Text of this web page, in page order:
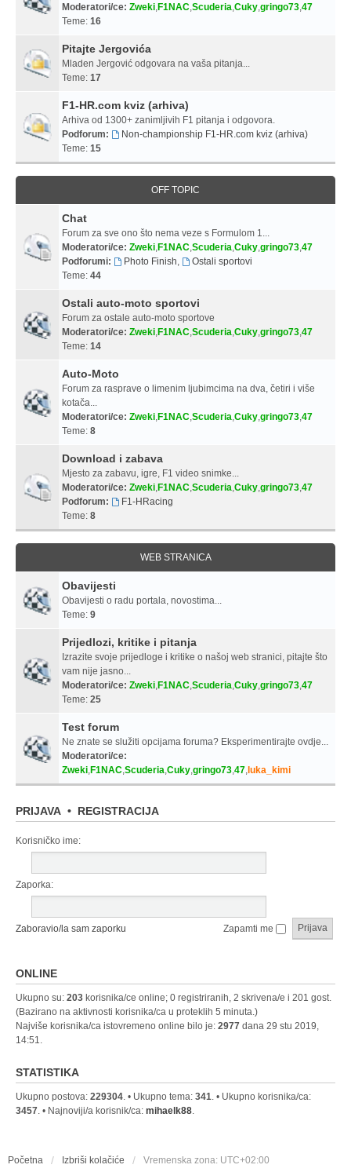
Moderatori/ce: Zweki,F1NAC,Scuderia,Cuky,gringo73,47
Teme: 16
Pitajte Jergovića
Mladen Jergović odgovara na vaša pitanja...
Teme: 17
F1-HR.com kviz (arhiva)
Arhiva od 1300+ zanimljivih F1 pitanja i odgovora.
Podforum:
Non-championship F1-HR.com kviz (arhiva)
Teme: 15
OFF TOPIC
Chat
Forum za sve ono što nema veze s Formulom 1...
Moderatori/ce: Zweki,F1NAC,Scuderia,Cuky,gringo73,47
Podforumi:
Photo Finish,
Ostali sportovi
Teme: 44
Ostali auto-moto sportovi
Forum za ostale auto-moto sportove
Moderatori/ce: Zweki,F1NAC,Scuderia,Cuky,gringo73,47
Teme: 14
Auto-Moto
Forum za rasprave o limenim ljubimcima na dva, četiri i više
kotača...
Moderatori/ce: Zweki,F1NAC,Scuderia,Cuky,gringo73,47
Teme: 8
Download i zabava
Mjesto za zabavu, igre, F1 video snimke...
Moderatori/ce: Zweki,F1NAC,Scuderia,Cuky,gringo73,47
Podforum:
F1-HRacing
Teme: 8
WEB STRANICA
Obavijesti
Obavijesti o radu portala, novostima...
Teme: 9
Prijedlozi, kritike i pitanja
Izrazite svoje prijedloge i kritike o našoj web stranici, pitajte što
vam nije jasno...
Moderatori/ce: Zweki,F1NAC,Scuderia,Cuky,gringo73,47
Teme: 25
Test forum
Ne znate se služiti opcijama foruma? Eksperimentirajte ovdje...
Moderatori/ce:
Zweki,F1NAC,Scuderia,Cuky,gringo73,47,luka_kimi
PRIJAVA • REGISTRACIJA
Korisničko ime:
Zaporka:
Zaboravio/la sam zaporku Zapamti me
ONLINE
Ukupno su: 203 korisnika/ce online; 0 registriranih, 2 skrivena/e i 201 gost.
(Bazirano na aktivnosti korisnika/ca u proteklih 5 minuta.)
Najviše korisnika/ca istovremeno online bilo je: 2977 dana 29 stu 2019,
14:51.
STATISTIKA
Ukupno postova: 229304. • Ukupno tema: 341. • Ukupno korisnika/ca:
3457. • Najnoviji/a korisnik/ca: mihaelk88.
Početna Izbriši kolačiće Vremenska zona: UTC+02:00